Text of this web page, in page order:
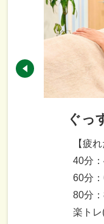
ぐっ
【疲れた
40分：
60分：
80分：
楽トレ